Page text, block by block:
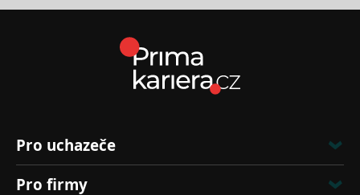
Pro uchazeče
Pro firmy